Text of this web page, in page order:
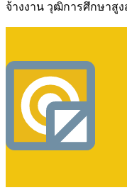
จ้างงาน วุฒิการศึกษาสู